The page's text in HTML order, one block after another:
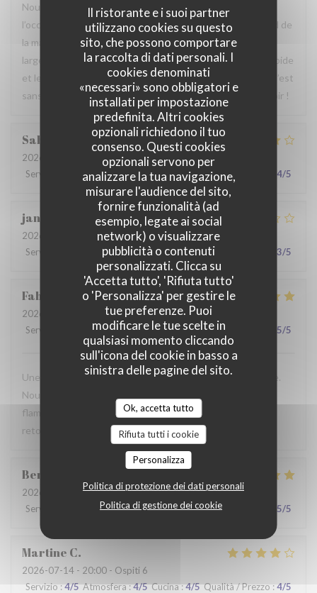
Il ristorante e i suoi partner
utilizzano cookies su questo
sito, che possono comportare
la raccolta di dati personali. I
cookies denominati
«necessari» sono obbligatori e
installati per impostazione
predefinita. Altri cookies
opzionali richiedono il tuo
consenso. Questi cookies
opzionali servono per
analizzare la tua navigazione,
misurare l'audience del sito,
fornire funzionalità (ad
esempio, legate ai social
network) o visualizzare
pubblicità o contenuti
personalizzati. Clicca su
'Accetta tutto', 'Rifiuta tutto'
o 'Personalizza' per gestire le
tue preferenze. Puoi
modificare le tue scelte in
qualsiasi momento cliccando
sull'icona del cookie in basso a
sinistra delle pagine del sito.
Ok, accetta tutto
Rifiuta tutti i cookie
Personalizza
Politica di protezione dei dati personali
Politica di gestione dei cookie
Nous avons passé un agréable moment en famille. Ce fut
l’occasion, pour certains d’entre nous, de découvrir le Nord de
la manière la plus authentique qui soit. Le repas était
largement à la hauteur de nos attentes, le service était rapide
et le personnel particulièrement agréable et accueillant. C’est
sans hésiter que nous reviendrons. Au plaisir de vous revoir !
Sabrina
2026-07-25
- 21:00 - Ospiti 2
Servizio
Atmosfera:4 /5 Cucina: 4/5 Qualità / Prezzo 4/5
jan
2026-07-28
- 19:30 - Ospiti 2
Servizio
Atmosfera: 3/5 Cucina: 3/5 Qualità / Prezzo 3/5
Fabrice
2026-07-19
- 12:00 - Ospiti 3
Servizio
Atmosfera:5/5 Cucina: 4/5 Qualità / Prezzo 5/5
Une table sympathique avec son atmosphère authentique.
Nous avons apprécié notre déjeuner (moule, carbonade,
flamiche au maroilles, etc) et le service. Pourquoi pas y
retourner lors d'un prochaine passage à Lilles.
Benjamin
2026-07-19
- 12:30 - Ospiti 2
Servizio
Atmosfera:5/5 Cucina:5/5 Qualità / Prezzo 5/5
Martine C
2026-07-14 - 20:00 - Ospiti 6
Servizio:4/5 Atmosfera:4/5 Cucina:4/5 Qualità / Prezzo : 4/5